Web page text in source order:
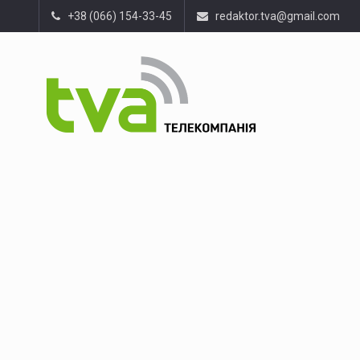
+38 (066) 154-33-45 redaktor.tva@gmail.com